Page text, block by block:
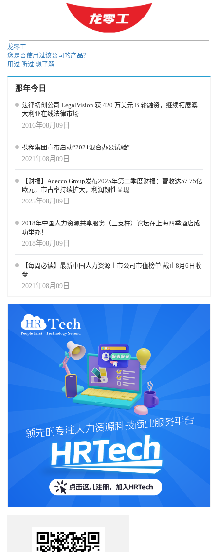
就业与生产力的长期影响。 这些实践动作强化了 OpenAI 的外部形
象：它不仅是一家技术公司，更是一家主动承担社会责任的机构。
“机会”还是“幻觉”？ 在市场层面，OpenAI 的雄心显而易见。通过招
聘平台，它直接挑战 LinkedIn 的行业垄断；通过技能认证，它试图
将“AI 流利度”打造成人才市场的“新英语”。而通过公益与研究，它
也在争取舆论与政策的支持。 但问题是，AI 能否真的创造“新的工
作”，还是仅仅提高了部分人的效率？OpenAI 的回应是：即便部分
——不回避问题，而是把答案写进产品与计划之中。 随着 Jobs
Platform 的落地倒计时，OpenAI 正在完成从“AI 工具公司”到“社会
基础设施提供者”的转变。正如 Simo 在博客中写道：“AI 是一种前
所未有的机会，它应该属于每一个人。” 这场由技术、资本、政府和
社会多方力量共同推动的实验，将在未来几年决定一个关键命题：
龙零工
您是否使用过该公司的产品？
用过 听过 想了解
那年今日
法律初创公司 LegalVision 获 420 万美元 B 轮融资，继续拓展澳
大利亚在线法律市场
2016年08月09日
携程集团宣布启动“2021混合办公试验”
2021年08月09日
【财报】Adecco Group发布2025年第二季度财报：营收达57.75亿
欧元，市占率持续扩大，利润韧性显现
2025年08月09日
2018年中国人力资源共享服务（三支柱）论坛在上海四季酒店成
功举办！
2018年08月09日
【每周必读】最新中国人力资源上市公司市值榜单-截止8月6日收
盘
2021年08月09日